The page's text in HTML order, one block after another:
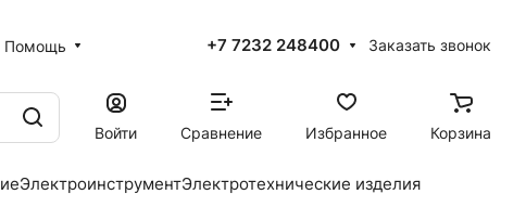
Помощь +7 7232 248400 Заказать звонок
Войти
Сравнение Избранное Корзина
ЭлектроинструментЭлектротехнические изделия